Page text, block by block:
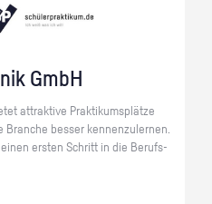
GmbH
at­trak­ti­ve Prak­ti­kums­plät­ze
Bran­che bes­ser ken­nen­zu­ler­nen.
ers­ten Schritt in die Be­rufs­